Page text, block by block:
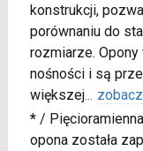
konstrukcji,
porównaniu do
rozmiarze.
nośności i są
większej...
*/
opona została